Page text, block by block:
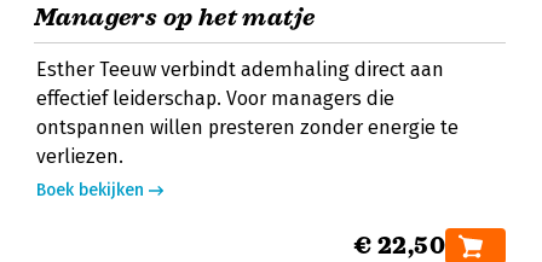
Managers op het matje
Esther Teeuw verbindt ademhaling direct aan
effectief leiderschap. Voor managers die
ontspannen willen presteren zonder energie te
verliezen.
Boek bekijken
€ 22,50